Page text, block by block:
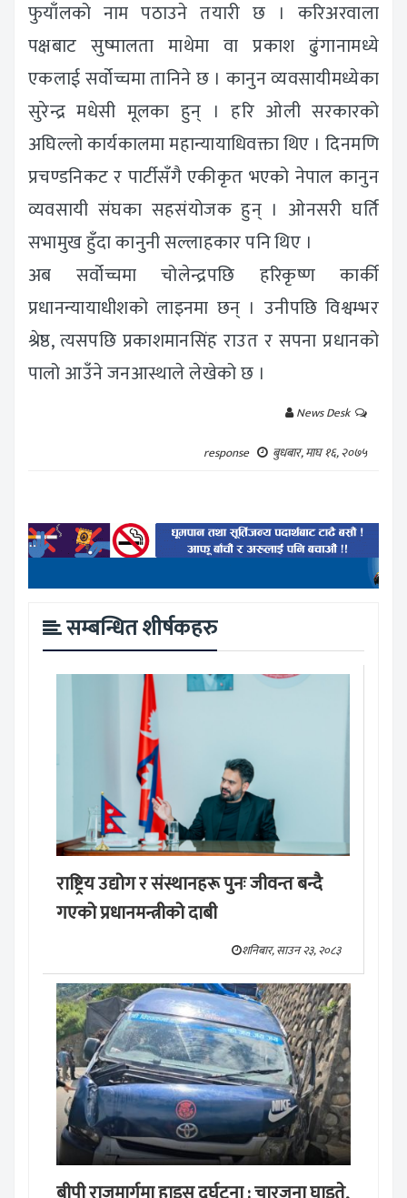
फुयाँलको नाम पठाउने तयारी छ । करिअरवाला
पक्षबाट सुष्मालता माथेमा वा प्रकाश ढुंगानामध्ये
एकलाई सर्वोच्चमा तानिने छ । कानुन व्यवसायीमध्येका
सुरेन्द्र मधेसी मूलका हुन् । हरि ओली सरकारको
अघिल्लो कार्यकालमा महान्यायाधिवक्ता थिए । दिनमणि
प्रचण्डनिकट र पार्टीसँगै एकीकृत भएको नेपाल कानुन
व्यवसायी संघका सहसंयोजक हुन् । ओनसरी घर्ति
सभामुख हुँदा कानुनी सल्लाहकार पनि थिए ।
अब सर्वोच्चमा चोलेन्द्रपछि हरिकृष्ण कार्की
प्रधानन्यायाधीशको लाइनमा छन् । उनीपछि विश्वम्भर
श्रेष्ठ, त्यसपछि प्रकाशमानसिंह राउत र सपना प्रधानको
पालो आउँने जनआस्थाले लेखेको छ ।
News Desk
response
बुधबार, माघ १६, २०७५
सम्बन्धित शीर्षकहरु
राष्ट्रिय उद्योग र संस्थानहरू पुनः जीवन्त बन्दै
गएको प्रधानमन्त्रीको दाबी
शनिबार, साउन २३, २०८३